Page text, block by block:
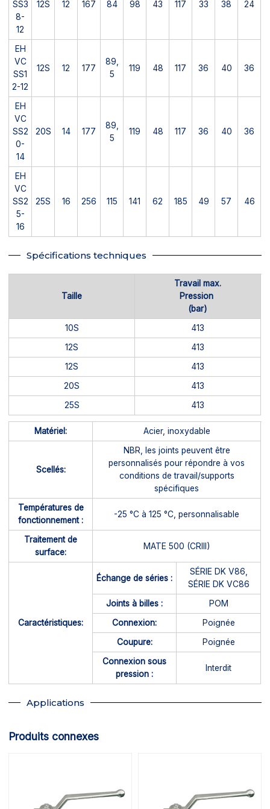
SS3
8-
12
12S 12 167 84 98 43 117 33 38 24
EH
VC
SS1
2-12
12S 12 177
89,
5
119 48 117 36 40 36
EH
VC
SS2
0-
14
20S 14 177
89,
5
119 48 117 36 40 36
EH
VC
SS2
5-
16
25S 16 256 115 141 62 185 49 57 46
Spécifications techniques
Taille
Travail max.
Pression
(bar)
10S
413
12S
413
12S
413
20S
413
25S
413
Matériel: Acier, inoxydable
Scellés:
NBR, les joints peuvent être
personnalisés pour répondre à vos
conditions de travail/supports
spécifiques
Températures de
fonctionnement :
-25 °C à 125 °C, personnalisable
Traitement de
surface:
MATE 500 (CRIII)
Caractéristiques:
Échange de séries :
SÉRIE DK V86,
SÉRIE DK VC86
Joints à billes :
POM
Connexion:
Poignée
Coupure:
Poignée
Connexion sous
pression :
Interdit
Applications
Produits connexes